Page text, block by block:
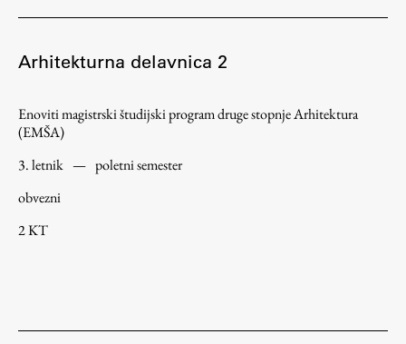
Študij
Urniki
Študijski programi
Vpis
Arhitekturna delavnica 2
Enoviti magistrski študijski program druge stopnje Arhitektura
(EMŠA)
3. letnik — poletni semester
obvezni
2 KT